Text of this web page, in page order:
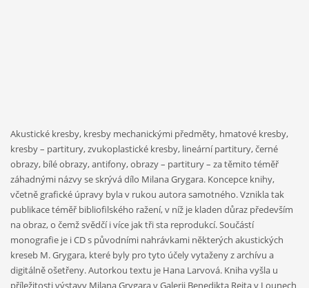
Akustické kresby, kresby mechanickými předměty, hmatové kresby,
kresby – partitury, zvukoplastické kresby, lineární partitury, černé
obrazy, bílé obrazy, antifony, obrazy – partitury – za těmito téměř
záhadnými názvy se skrývá dílo Milana Grygara. Koncepce knihy,
včetně grafické úpravy byla v rukou autora samotného. Vznikla tak
publikace téměř bibliofilského ražení, v níž je kladen důraz především
na obraz, o čemž svědčí i více jak tři sta reprodukcí. Součástí
monografie je i CD s původními nahrávkami některých akustických
kreseb M. Grygara, které byly pro tyto účely vytaženy z archívu a
digitálně ošetřeny. Autorkou textu je Hana Larvová. Kniha vyšla u
příležitosti výstavy Milana Grygara v Galerii Benedikta Rejta v Lounech